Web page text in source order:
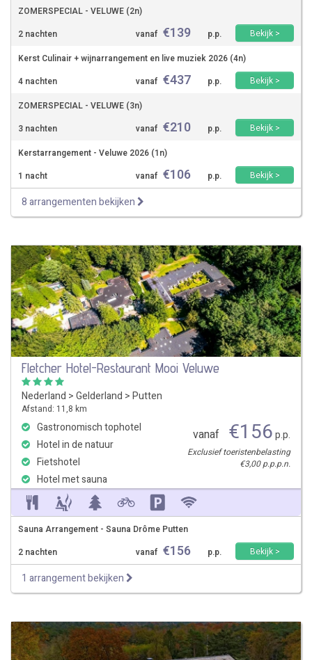
ZOMERSPECIAL - VELUWE (2n)
2 nachten
vanaf €139 p.p.
Bekijk >
Kerst Culinair + wijnarrangement en live muziek 2026 (4n)
4 nachten
vanaf €437 p.p.
Bekijk >
ZOMERSPECIAL - VELUWE (3n)
3 nachten
vanaf €210 p.p.
Bekijk >
Kerstarrangement - Veluwe 2026 (1n)
1 nacht
vanaf €106 p.p. Bekijk >
8 arrangementen bekijken
Fletcher Hotel-Restaurant Mooi Veluwe
Nederland >Gelderland >Putten
Afstand: 11,8 km
Gastronomisch tophotel
Hotel in de natuur
Fietshotel
Hotel met sauna
vanaf €156p.p.
Exclusief toeristenbelasting
€3,00 p.p.p.n.
Sauna Arrangement - Sauna Drôme Putten
2 nachten
vanaf €156 p.p. Bekijk >
1 arrangement bekijken